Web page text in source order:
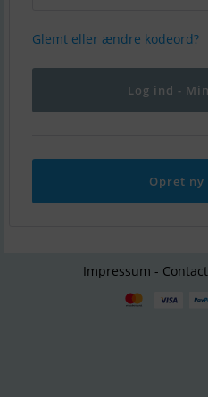
Glemt eller ændre kodeord?
Opret ny
Impressum -